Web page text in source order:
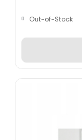
Out-of-Stock